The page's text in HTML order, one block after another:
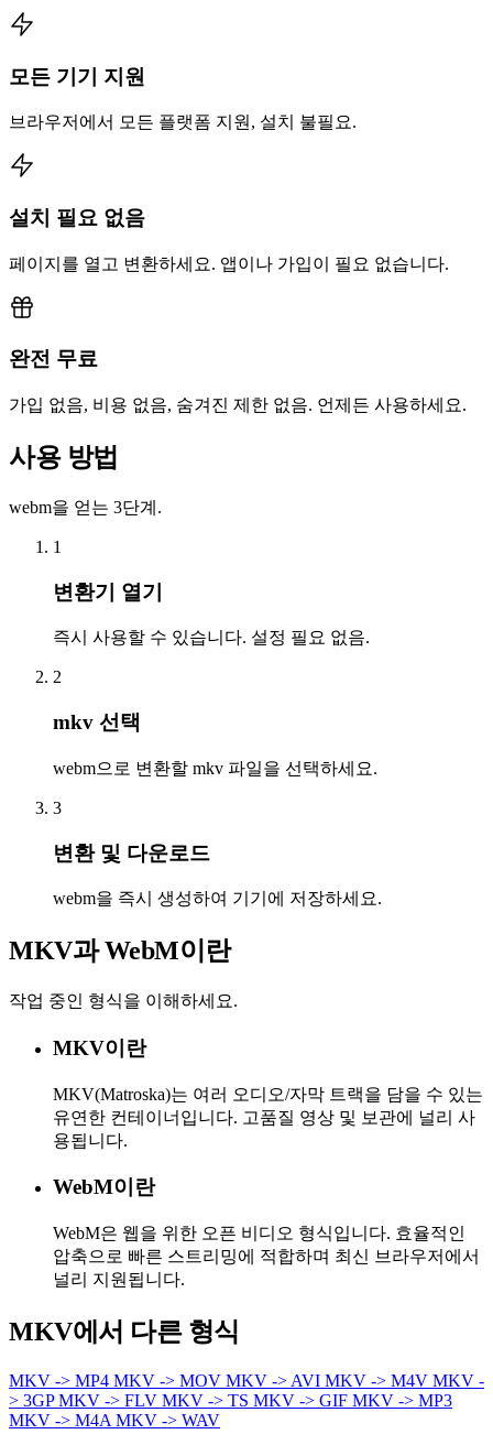
모든 기기 지원
브라우저에서 모든 플랫폼 지원, 설치 불필요.
설치 필요 없음
페이지를 열고 변환하세요. 앱이나 가입이 필요 없습니다.
완전 무료
가입 없음, 비용 없음, 숨겨진 제한 없음. 언제든 사용하세요.
사용 방법
webm을 얻는 3단계.
1
변환기 열기
즉시 사용할 수 있습니다. 설정 필요 없음.
2
mkv 선택
webm으로 변환할 mkv 파일을 선택하세요.
3
변환 및 다운로드
webm을 즉시 생성하여 기기에 저장하세요.
MKV과 WebM이란
작업 중인 형식을 이해하세요.
MKV이란
MKV(Matroska)는 여러 오디오/자막 트랙을 담을 수 있는
유연한 컨테이너입니다. 고품질 영상 및 보관에 널리 사
용됩니다.
WebM이란
WebM은 웹을 위한 오픈 비디오 형식입니다. 효율적인
압축으로 빠른 스트리밍에 적합하며 최신 브라우저에서
널리 지원됩니다.
MKV에서 다른 형식
MKV -> MP4 MKV -> MOV MKV -> AVI MKV -> M4V MKV -
> 3GPMKV -> FLV MKV -> TS MKV -> GIF MKV -> MP3
MKV -> M4A MKV -> WAV